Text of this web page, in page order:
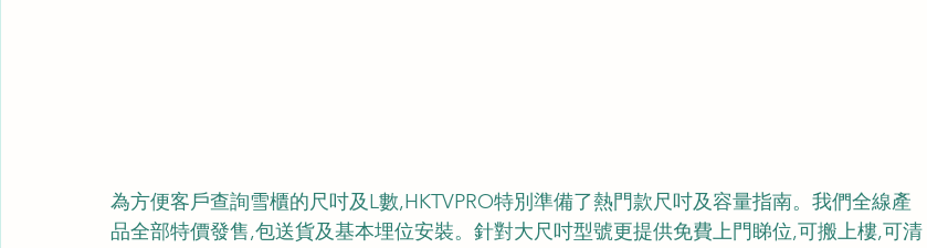
為方便客戶查詢雪櫃的尺吋及L數,HKTVPRO特別準備了熱門款尺吋及容量指南。我們全線產
品全部特價發售,包送貨及基本埋位安裝。針對大尺吋型號更提供免費上門睇位,可搬上樓,可清